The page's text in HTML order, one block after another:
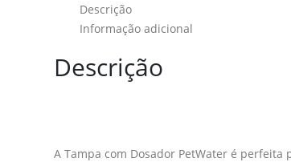
Descrição
Informação adicional
Descrição
A Tampa com Dosador PetWater é